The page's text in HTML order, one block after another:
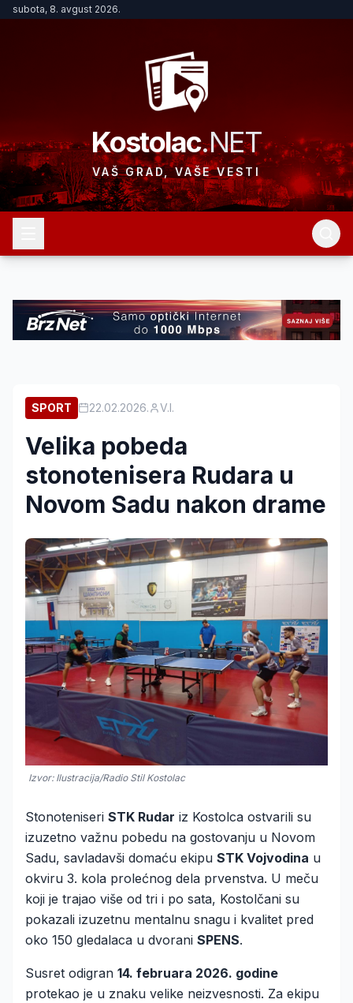
subota, 8. avgust 2026.
Kostolac.NET
VAŠ GRAD, VAŠE VESTI
SPORT 22.02.2026. V.I.
Velika pobeda
stonotenisera Rudara u
Novom Sadu nakon drame
Izvor: Ilustracija/Radio Stil Kostolac
Stonoteniseri STK Rudar iz Kostolca ostvarili su
izuzetno važnu pobedu na gostovanju u Novom
Sadu, savladavši domaću ekipu STK Vojvodina u
okviru 3. kola prolećnog dela prvenstva. U meču
koji je trajao više od tri i po sata, Kostolčani su
pokazali izuzetnu mentalnu snagu i kvalitet pred
oko 150 gledalaca u dvorani SPENS.
Susret odigran 14. februara 2026. godine
protekao je u znaku velike neizvesnosti. Za ekipu